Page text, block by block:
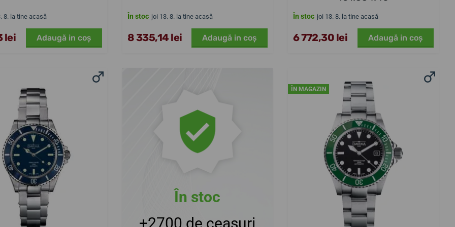
8. la tine acasă
lei Adaugă in coş
În stoc joi 13. 8. la tine acasă
8 335,14 lei Adaugă in coş
În stoc joi 13. 8. la tine acasă
6 772,30 lei Adaugă in coş
În stoc
+2700 de ceasuri
ÎN MAGAZIN